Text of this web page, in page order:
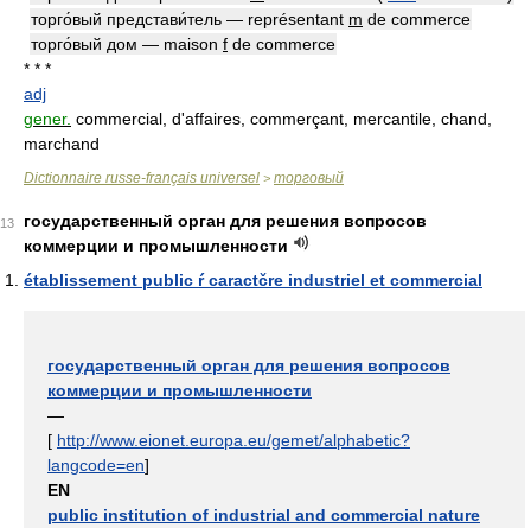
торго́вый представи́тель — représentant m de commerce
торго́вый дом — maison f de commerce
* * *
adj
gener. commercial, d'affaires, commerçant, mercantile, chand,
marchand
Dictionnaire russe-français universel > торговый
13
государственный орган для решения вопросов
коммерции и промышленности
établissement public ŕ caractčre industriel et commercial
государственный орган для решения вопросов
коммерции и промышленности
—
[ http://www.eionet.europa.eu/gemet/alphabetic?
langcode=en]
EN
public institution of industrial and commercial nature